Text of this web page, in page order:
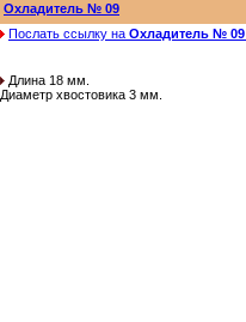
Охладитель № 09
Послать ссылку на Охладитель № 09
Длина 18 мм.
Диаметр хвостовика 3 мм.